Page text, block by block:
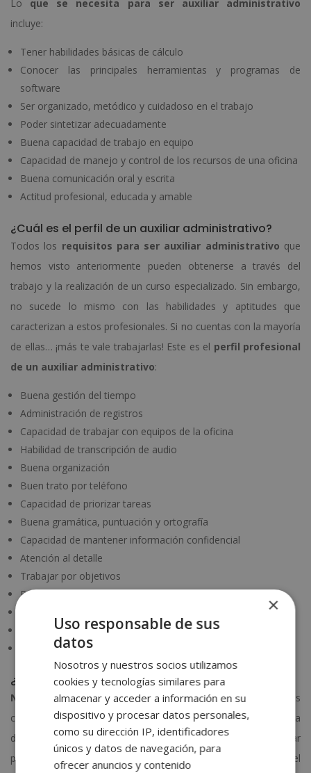
Lo que se necesita para ser auxiliar administrativo
incluye:
Tener habilidades básicas de cálculo
Conocer las principales herramientas y programas de
software
Ser organizado, metódico y cuidadoso en el trabajo
Poder sintetizar adecuadamente
Buena capacidad de trabajo en equipo
Capacidad de manejo y control de los recursos de una oficina
Buena comunicación oral y escrita
Actitud profesional, educada y amable
¿Cuál es el perfil de un auxiliar administrativo?
Todos los requisitos para ser auxiliar administrativo que
hemos visto anteriormente pueden obtenerse a través del
trabajo y la realización de un curso especializado. Sin embargo,
no sucede lo mismo con las habilidades y aptitudes que
caracterizan a estos profesionales. Si no cuentas con la mayoría
de ellas… ¡más te vale trabajarlas! Este es el perfil profesional
de un auxiliar administrativo:
Buena gestión del tiempo
Administración de registros
Capacidad de trabajar con equipos de la oficina
Habilidad de transcripción de audio
Buena organización
Buen trato por teléfono
Capacidad de priorizar tareas
Buena gramática, puntuación y ortografía
Capacidad de mantener información confidencial
Atención al detalle
Trabajar por objetivos
Buena educación
Conocimientos básicos de inglés
Ser una persona metódica y precisa
¿Es difícil estudiar auxiliar administrativo?
No, estudiar auxiliar administrativo no es difícil
si cuentas
con una buena organización y una metodología clara. Se trata
de una formación accesible, pensada para que puedas avanzar
paso a paso incluso sin experiencia previa. Los contenidos del
×
Uso responsable de sus
datos
Nosotros y nuestros socios utilizamos
cookies y tecnologías similares para
almacenar y acceder a información en su
dispositivo y procesar datos personales,
como su dirección IP, identificadores
únicos y datos de navegación, para
ofrecer anuncios y contenido